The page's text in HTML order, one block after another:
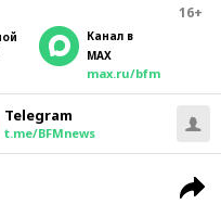
16+
Канал в
MAX
max.ru/bfm
Telegram
t.me/BFMnews